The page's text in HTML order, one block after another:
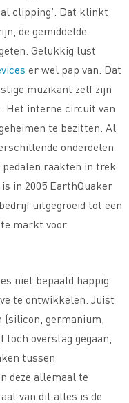
clipping’. Dat klinkt
de gemiddelde
Gelukkig lust
er wel pap van. Dat
muzikant zelf zijn
Het interne circuit van
te bezitten. Al
onderdelen
raakten in trek
in 2005 EarthQuaker
uitgegroeid tot een
markt voor
niet bepaald happig
te ontwikkelen. Juist
germanium,
overstag gegaan,
tussen
deze allemaal te
van dit alles is de